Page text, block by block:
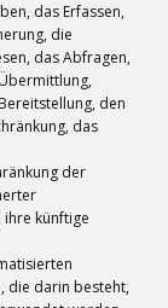
das Erfassen,
die
das Abfragen,
den
das
der
künftige
die darin besteht,